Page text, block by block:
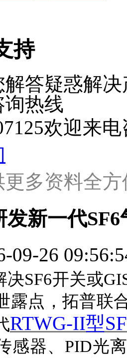
持
解答疑惑解
热线
欢迎来电
更多资料全
新一代
09-26
决SF6开关或
露点，拓普联
RTWG-II型
感器、 PID光